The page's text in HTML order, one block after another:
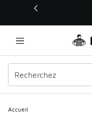
Ce lien s’ouvrira dans
Accueil